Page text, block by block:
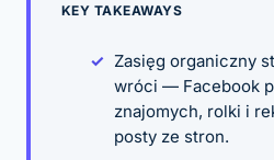
KEY TAKEAWAYS
Zasięg organiczny
wróci — Facebook
znajomych, rolki i
posty ze stron.